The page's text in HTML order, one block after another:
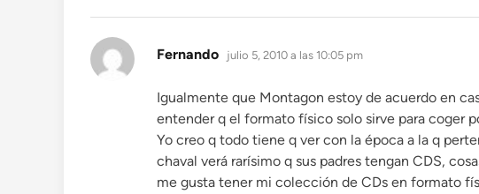
Fernando dice:
julio 5, 2010 a las 10:05 pm
Igualmente que Montagon estoy de acuerdo en
entender q el formato físico solo sirve para coger
Yo creo q todo tiene q ver con la época a la q
chaval verá rarísimo q sus padres tengan CDS,
me gusta tener mi colección de CDs en formato